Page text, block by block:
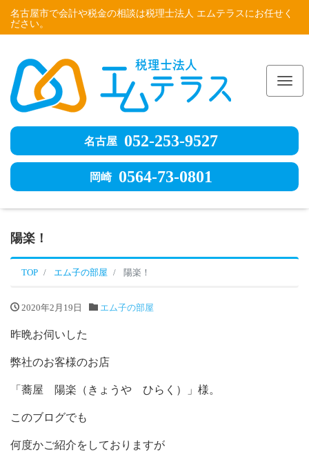
名古屋市で会計や税金の相談は税理士法人 エムテラスにお任せく
ださい。
名古屋 052-253-9527
岡崎 0564-73-0801
陽楽！
TOP エム子の部屋 陽楽！
2020年2月19日 エム子の部屋
昨晩お伺いした
弊社のお客様のお店
「蕎屋 陽楽（きょうや ひらく）」様。
このブログでも
何度かご紹介をしておりますが